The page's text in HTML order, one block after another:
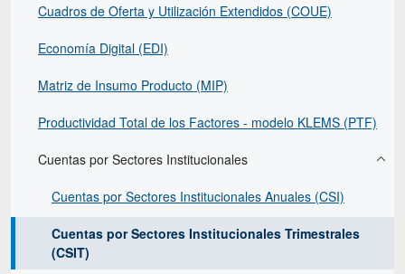
Cuadros de Oferta y Utilización Extendidos (COUE)
Economía Digital (EDI)
Matriz de Insumo Producto (MIP)
Productividad Total de los Factores - modelo KLEMS (PTF)
Cuentas por Sectores Institucionales
Cuentas por Sectores Institucionales Anuales (CSI)
Cuentas por Sectores Institucionales Trimestrales
(CSIT)